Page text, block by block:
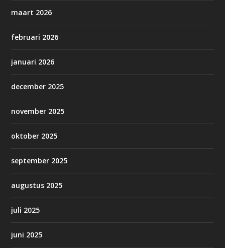
maart 2026
februari 2026
januari 2026
december 2025
november 2025
oktober 2025
september 2025
augustus 2025
juli 2025
juni 2025